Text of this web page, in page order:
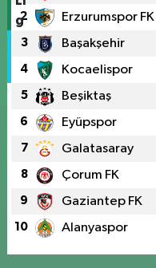
2 Erzurumspor FK
3 Başakşehir
4 Kocaelispor
5 Beşiktaş
6 Eyüpspor
7 Galatasaray
8 Çorum FK
9 Gaziantep FK
10 Alanyaspor